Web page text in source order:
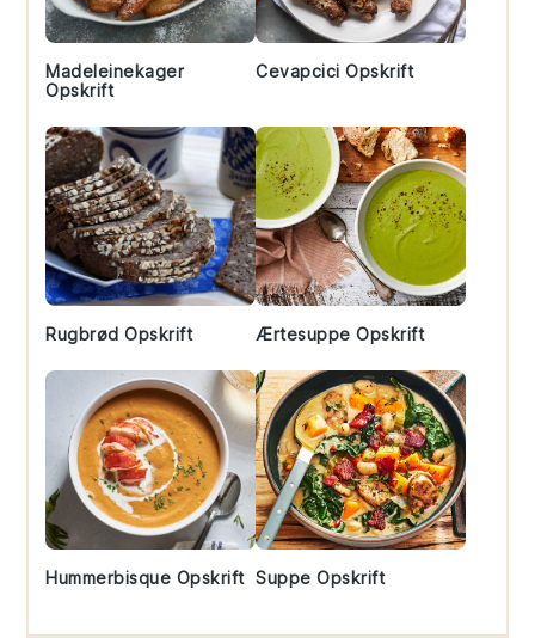
Madeleinekager
Opskrift
Cevapcici Opskrift
Rugbrød Opskrift Ærtesuppe Opskrift
Hummerbisque Opskrift Suppe Opskrift